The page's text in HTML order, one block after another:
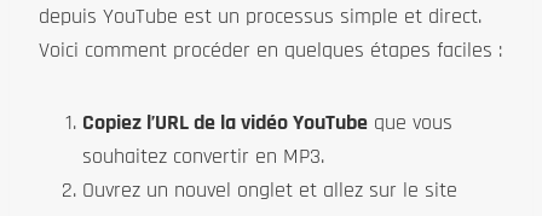
depuis YouTube est un processus simple et direct.
Voici comment procéder en quelques étapes faciles :
Copiez l’URL de la vidéo YouTube que vous
souhaitez convertir en MP3.
Ouvrez un nouvel onglet et allez sur le site